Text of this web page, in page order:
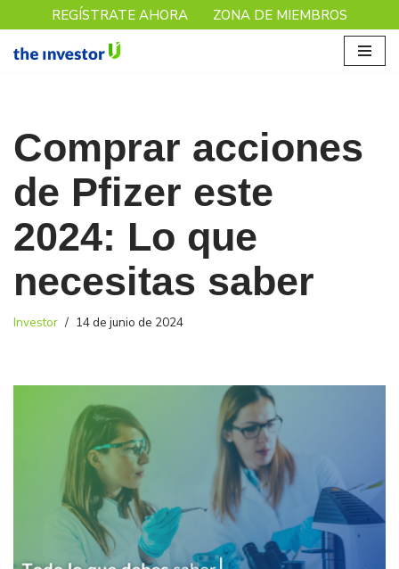
Saltar
REGÍSTRATE AHORA ZONA DE MIEMBROS
Comprar acciones
de Pfizer este
2024: Lo que
necesitas saber
Investor 14 de junio de 2024